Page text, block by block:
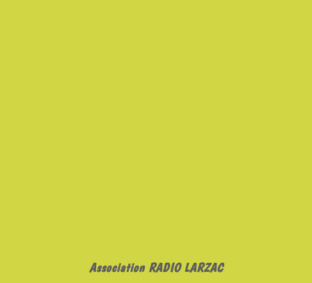
Association RADIO LARZAC